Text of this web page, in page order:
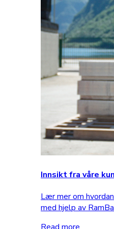
Innsikt fra våre
Lær mer om
med hjelp av